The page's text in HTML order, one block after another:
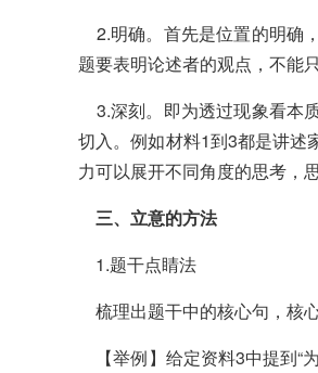
2.明确。首先是位置的明确
题要表明论述者的观点，不能
3.深刻。即为透过现象看本
切入。例如材料1到3都是讲述
力可以展开不同角度的思考，
三、立意的方法
1.题干点睛法
梳理出题干中的核心句，核
【举例】给定资料3中提到“